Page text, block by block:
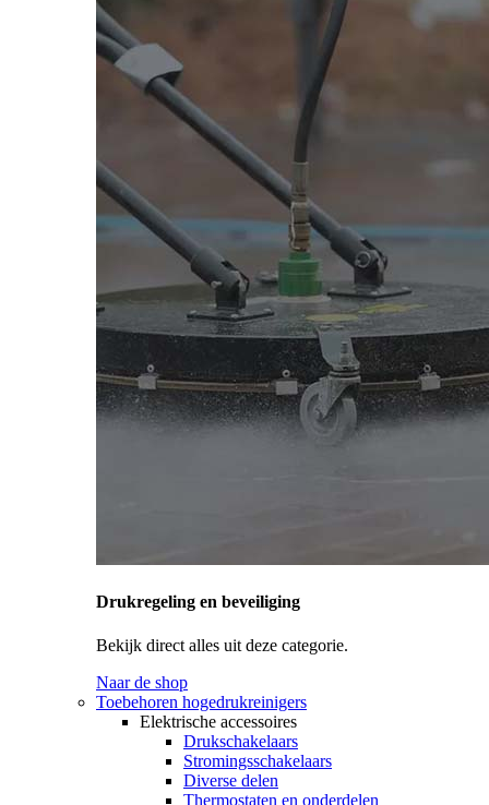
Drukregeling en beveiliging
Bekijk direct alles uit deze categorie.
Naar de shop
Toebehoren hogedrukreinigers
Elektrische accessoires
Drukschakelaars
Stromingsschakelaars
Diverse delen
Thermostaten en onderdelen